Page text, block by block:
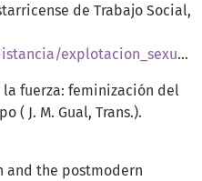
de Trabajo Social,
Lectura11.genero%20y%20abuso.pdf
la fuerza: feminización del
( J. M. Gual, Trans.).
and the postmodern